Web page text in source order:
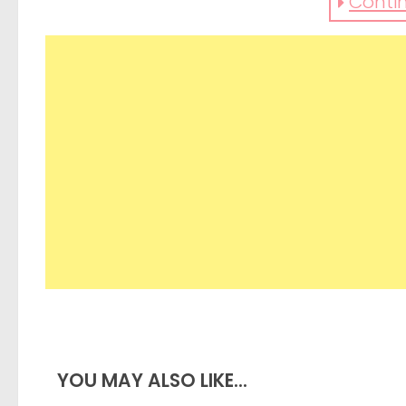
Já para não falar dos cenários
YOU MAY ALSO LIKE...